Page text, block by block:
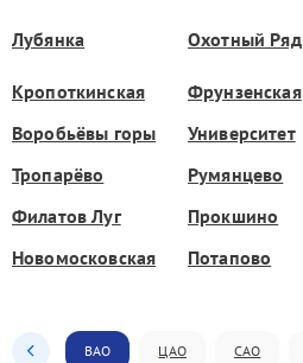
Лубянка Охотный Ряд
Кропоткинская
Фрунзенская
Воробьёвы горы
Университет
Тропарёво
Румянцево
Филатов Луг
Прокшино
Новомосковская
Потапово
ВАО ЦАО САО